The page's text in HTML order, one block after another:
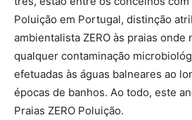
Poluição em Portugal, distinção
ambientalista ZERO às praias onde
qualquer contaminação
efetuadas às águas balneares ao
épocas de banhos. Ao todo, este
Praias ZERO Poluição.